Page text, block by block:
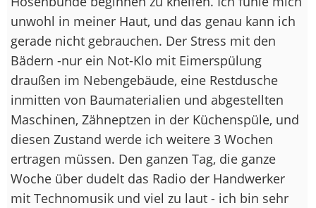
unwohl in meiner Haut, und das genau kann ich
gerade nicht gebrauchen. Der Stress mit den
Bädern -nur ein Not-Klo mit Eimerspülung
draußen im Nebengebäude, eine Restdusche
inmitten von Baumaterialien und abgestellten
Maschinen, Zähneptzen in der Küchenspüle, und
diesen Zustand werde ich weitere 3 Wochen
ertragen müssen. Den ganzen Tag, die ganze
Woche über dudelt das Radio der Handwerker
mit Technomusik und viel zu laut - ich bin sehr